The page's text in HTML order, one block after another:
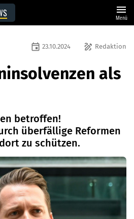
menu
Menü
draw Redaktion
event 23.10.2024
als
betroffen!
überfällige Reformen
zu schützen.